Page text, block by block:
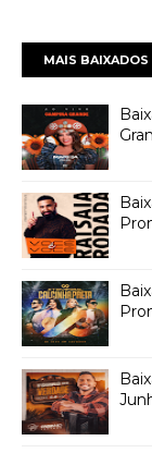
MAIS BAIXADOS